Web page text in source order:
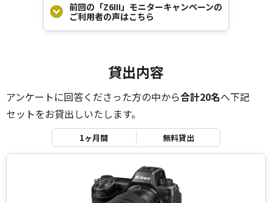
前回の「Z6III」モニターキャンペーンの
ご利用者の声はこちら
貸出内容
アンケートに回答くださった方の中から合計20名へ下記
セットをお貸出しいたします。
1ヶ月間 無料貸出